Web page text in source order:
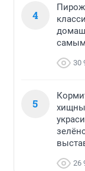
4
самым
30
5
26